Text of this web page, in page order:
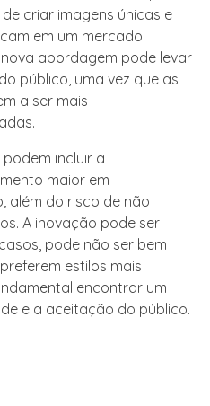
criar imagens únicas e
em um mercado
abordagem pode levar
público, uma vez que as
a ser mais
incluir a
maior em
além do risco de não
A inovação pode ser
pode não ser bem
estilos mais
encontrar um
e a aceitação do público.